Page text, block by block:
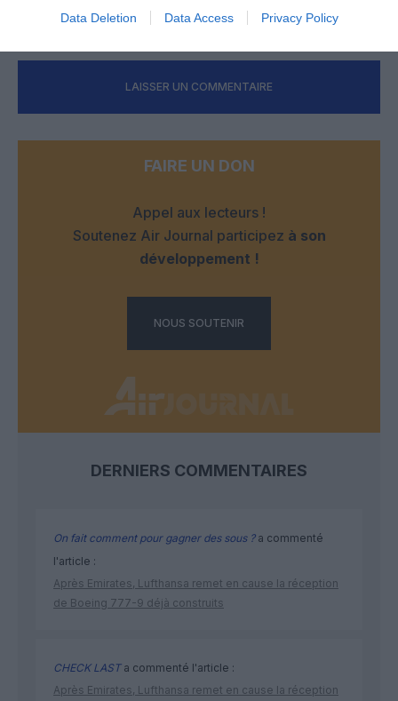
Data Deletion Data Access Privacy Policy
LAISSER UN COMMENTAIRE
FAIRE UN DON
Appel aux lecteurs !
Soutenez Air Journal participez à son
développement !
NOUS SOUTENIR
DERNIERS COMMENTAIRES
On fait comment pour gagner des sous ?a commenté
l'article :
Après Emirates, Lufthansa remet en cause la réception
de Boeing 777-9 déjà construits
CHECK LASTa commenté l'article :
Après Emirates, Lufthansa remet en cause la réception